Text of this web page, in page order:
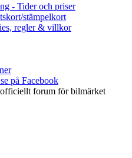
- Tider och priser
stämpelkort
regler & villkor
på Facebook
forum för bilmärket